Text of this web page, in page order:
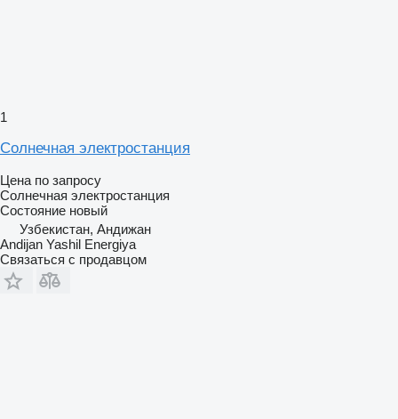
1
Солнечная электростанция
Цена по запросу
Солнечная электростанция
Состояние новый
Узбекистан, Андижан
Andijan Yashil Energiya
Связаться с продавцом